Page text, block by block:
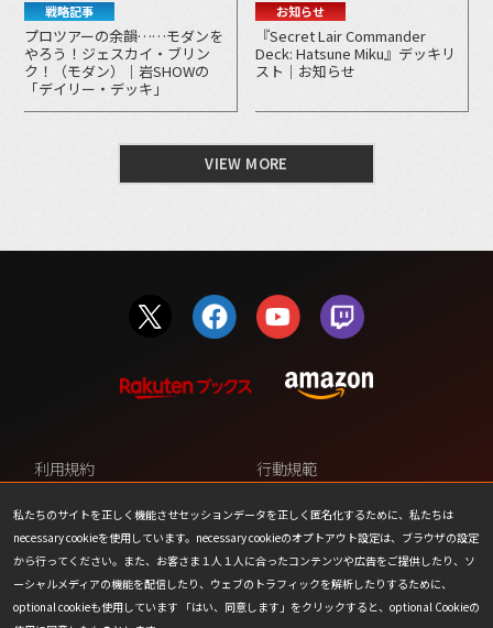
戦略記事
プロツアーの余韻……モダンを
やろう！ジェスカイ・ブリン
ク！（モダン）｜岩SHOWの
「デイリー・デッキ」
お知らせ
『Secret Lair Commander
Deck: Hatsune Miku』デッキリ
スト｜お知らせ
VIEW MORE
私たちのサイトを正しく機能させセッションデータを正しく匿名化するために、私たちは
necessary cookieを使用しています。necessary cookieのオプトアウト設定は、ブラウザの設定
から行ってください。また、お客さま１人１人に合ったコンテンツや広告をご提供したり、ソ
ーシャルメディアの機能を配信したり、ウェブのトラフィックを解析したりするために、
optional cookieも使用しています 「はい、同意します」をクリックすると、optional Cookieの
利用規約
行動規範
プライバシーポリシー
カスタマーサポート
ファンコンテンツ・ポリシー
個人情報の販売や共有を許可し
ない
COOKIE
プレスリリース